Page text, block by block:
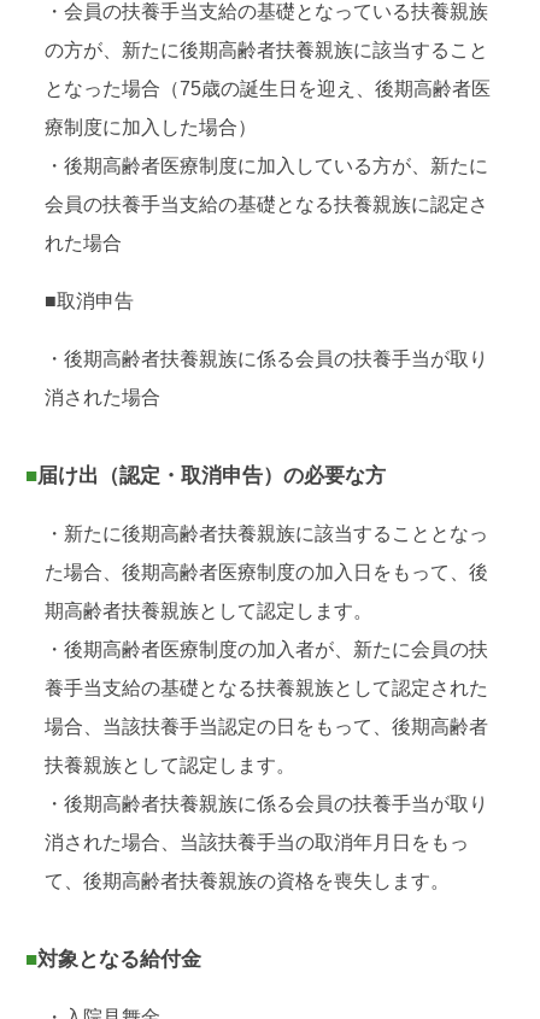
・会員の扶養手当支給の基礎となっている扶養親族
の方が、新たに後期高齢者扶養親族に該当すること
となった場合（75歳の誕生日を迎え、後期高齢者医
療制度に加入した場合）
・後期高齢者医療制度に加入している方が、新たに
会員の扶養手当支給の基礎となる扶養親族に認定さ
れた場合
■取消申告
・後期高齢者扶養親族に係る会員の扶養手当が取り
消された場合
■届け出（認定・取消申告）の必要な方
・新たに後期高齢者扶養親族に該当することとなっ
た場合、後期高齢者医療制度の加入日をもって、後
期高齢者扶養親族として認定します。
・後期高齢者医療制度の加入者が、新たに会員の扶
養手当支給の基礎となる扶養親族として認定された
場合、当該扶養手当認定の日をもって、後期高齢者
扶養親族として認定します。
・後期高齢者扶養親族に係る会員の扶養手当が取り
消された場合、当該扶養手当の取消年月日をもっ
て、後期高齢者扶養親族の資格を喪失します。
■対象となる給付金